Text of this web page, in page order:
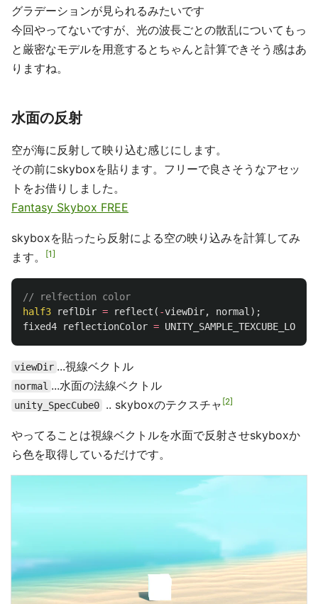
グラデーションが見られるみたいです
今回やってないですが、光の波長ごとの散乱についてもっ
と厳密なモデルを用意するとちゃんと計算できそう感はあ
りますね。
水面の反射
空が海に反射して映り込む感じにします。
その前にskyboxを貼ります。フリーで良さそうなアセッ
トをお借りしました。
Fantasy Skybox FREE
skyboxを貼ったら反射による空の映り込みを計算してみ
ます。
1
// relfection color
half3
reflDir = reflect ( -viewDir, normal );
fixed4
reflectionColor = UNITY_SAMPLE_TEXCUBE_LOD
viewDir ...視線ベクトル
normal ...水面の法線ベクトル
unity_SpecCube0 .. skyboxのテクスチャ 2
やってることは視線ベクトルを水面で反射させskyboxか
ら色を取得しているだけです。